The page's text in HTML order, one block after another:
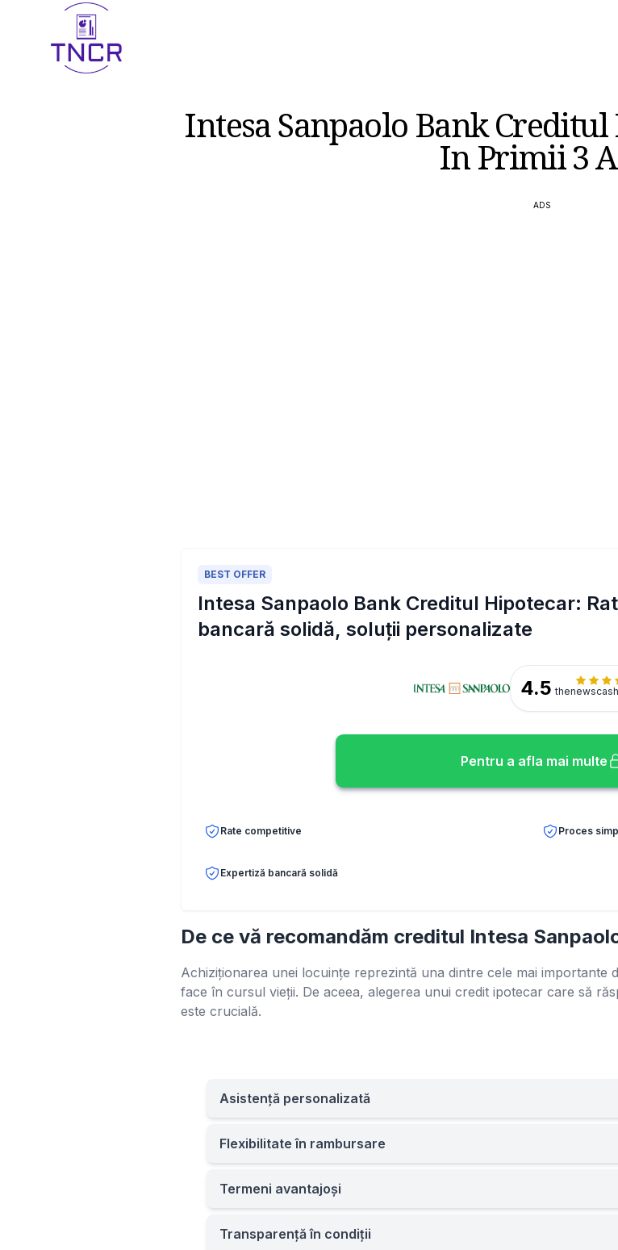
Intesa Sanpaolo Bank
In Primii 3
ADS
BEST OFFER
Intesa Sanpaolo Bank Creditul Hipotecar:
bancară solidă, soluții personalizate
4.5
Pentru a afla mai multe
Rate competitive Proces
Expertiză bancară solidă
De ce vă recomandăm creditul Intesa
Achiziționarea unei locuințe reprezintă una dintre cele mai importante
face în cursul vieții. De aceea, alegerea unui credit ipotecar care să
este crucială.
Asistență personalizată
Flexibilitate în rambursare
Termeni avantajoși
Transparență în condiții